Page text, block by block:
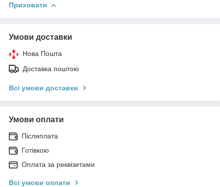
Приховати
Умови доставки
Нова Пошта
Доставка поштою
Всі умови доставки
Умови оплати
Післяплата
Готівкою
Оплата за реквізитами
Всі умови оплати